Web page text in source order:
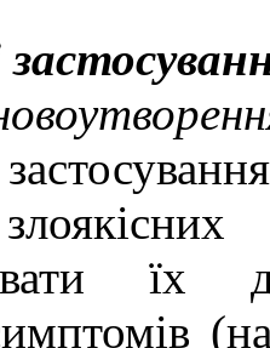
їх